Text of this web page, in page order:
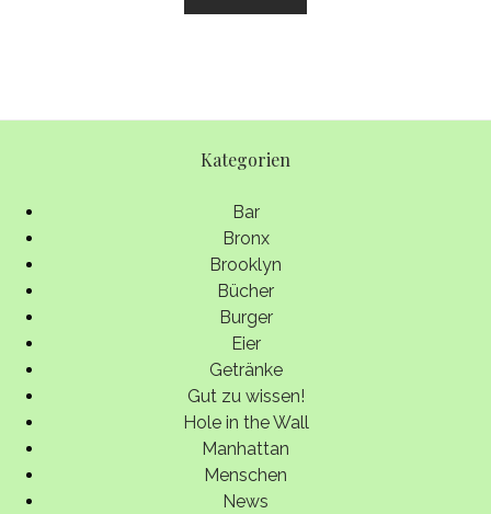
WITH
NEW
Kategorien
Bar
Bronx
Brooklyn
Bücher
Burger
Eier
Getränke
Gut zu wissen!
Hole in the Wall
Manhattan
Menschen
News